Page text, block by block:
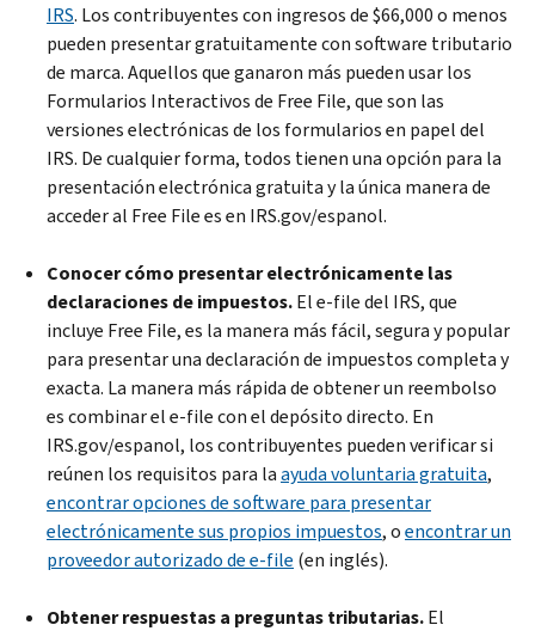
IRS. Los contribuyentes con ingresos de $66,000 o menos
pueden presentar gratuitamente con software tributario
de marca. Aquellos que ganaron más pueden usar los
Formularios Interactivos de Free File, que son las
versiones electrónicas de los formularios en papel del
IRS. De cualquier forma, todos tienen una opción para la
presentación electrónica gratuita y la única manera de
acceder al Free File es en IRS.gov/espanol.
Conocer cómo presentar electrónicamente las
declaraciones de impuestos.El e-file del IRS, que
incluye Free File, es la manera más fácil, segura y popular
para presentar una declaración de impuestos completa y
exacta. La manera más rápida de obtener un reembolso
es combinar el e-file con el depósito directo. En
IRS.gov/espanol, los contribuyentes pueden verificar si
reúnen los requisitos para laayuda voluntaria gratuita,
encontrar opciones de software para presentar
electrónicamente sus propios impuestos, oencontrar un
proveedor autorizado de e-file (en inglés).
Obtener respuestas a preguntas tributarias.El